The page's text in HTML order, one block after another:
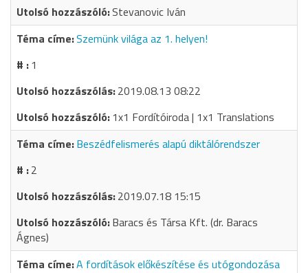
Stevanovic Iván
Szemünk világa az 1. helyen!
1
2019.08.13 08:22
1x1 Fordítóiroda | 1x1 Translations
Beszédfelismerés alapú diktálórendszer
2
2019.07.18 15:15
Baracs és Társa Kft. (dr. Baracs
Ágnes)
A fordítások előkészítése és utógondozása